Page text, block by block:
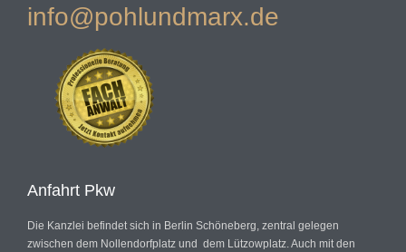
info@pohlundmarx.de
Anfahrt Pkw
Die Kanzlei befindet sich in Berlin Schöneberg, zentral gelegen
zwischen dem Nollendorfplatz und dem Lützowplatz. Auch mit den